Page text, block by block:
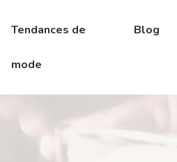
Tendances de
mode
Blog